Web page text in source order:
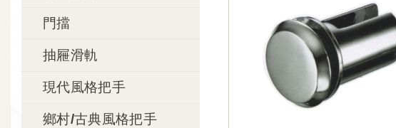
門擋
抽屜滑軌
現代風格把手
鄉村/古典風格把手